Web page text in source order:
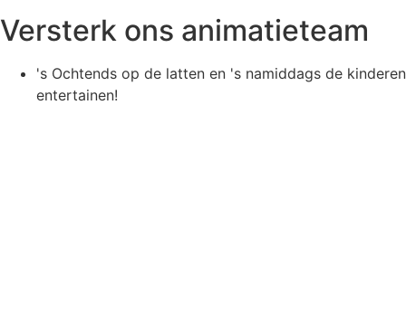
Versterk ons animatieteam
's Ochtends op de latten en 's namiddags de kinderen
entertainen!